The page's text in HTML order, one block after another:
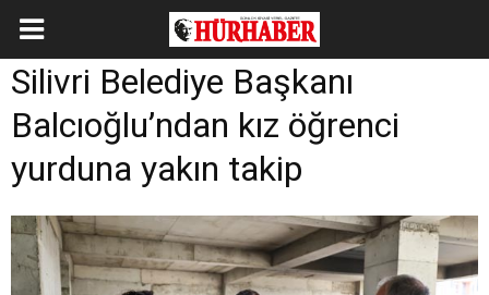
Silivri Belediye Başkanı
Balcıoğlu’ndan kız öğrenci
yurduna yakın takip